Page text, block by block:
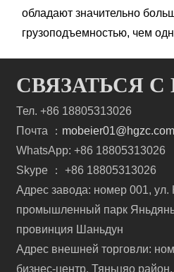
обладают значительно
грузоподъемностью, чем
СВЯЗАТЬСЯ
Тел. +86 18805313026
Почта ： mobeier01@hgzc.com
WhatsApp: +86 18805313026
Skype ： +86 18805313026
Адрес завода: номер 001,
промышленный парк
провинция Шаньдун
Адрес внешней торговли:
бизнес-центр, Тяньцяо